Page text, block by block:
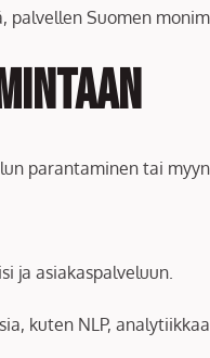
palvellen Suomen
parantaminen tai
ja asiakaspalveluun.
kuten NLP,